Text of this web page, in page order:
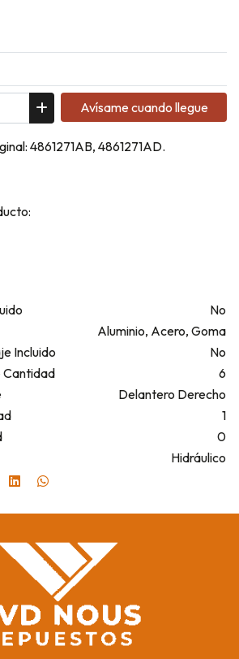
Avísame cuando llegue
4861271AB, 4861271AD.
No
Aluminio, Acero, Goma
Incluido
No
Cantidad
6
Delantero Derecho
1
0
Hidráulico